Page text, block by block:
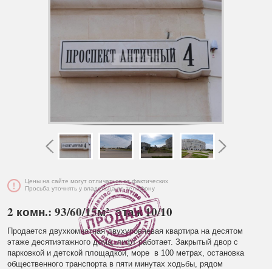
Цены на сайте могут отличаться от фактических
Просьба уточнять у владельца по телефону
2 комн.: 93/60/15м², этаж 10/10
Продается двухкомнатная двухуровневая квартира на десятом
этаже десятиэтажного дома, лифт работает. Закрытый двор с
парковкой и детской площадкой, море в 100 метрах, остановка
общественного транспорта в пяти минутах ходьбы, рядом